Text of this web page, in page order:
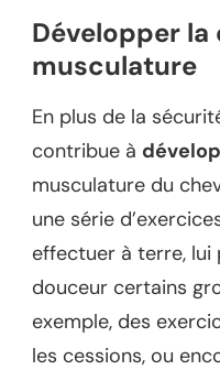
Développer
musculature
En plus de la
contribue à
musculature du
une série
effectuer à terre,
douceur certains
exemple, des
les cessions, ou